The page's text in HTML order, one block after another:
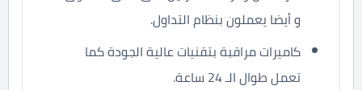
و أيضا يعملون بنظام التداول.
كاميرات مراقبة بتقنيات عالية الجودة كما
تعمل طوال الـ 24 ساعة.